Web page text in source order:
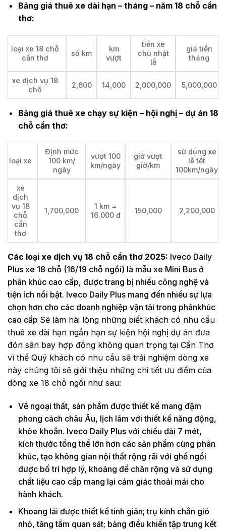
Bảng giá thuê xe dài hạn – tháng – năm 18 chỗ cần
thơ:
loại xe 18 chỗ
cần thơ
số km
km
vượt
tiền xe
chủ nhật
lễ
giá tiền
tháng
xe dịch vụ 18
chỗ
2,600 14,000 2,000,000 5,000,000
Bảng giá thuê xe chạy sự kiện – hội nghị – dự án 18
chỗ cần thơ:
loại xe
Định mức
100 km/
ngày
vượt 100
km/ngày
giờ vượt
giờ/km
sử dụng xe
lễ tểt
100km/ngày
xe
dịch
vụ 18
chỗ
cần
thơ
1,700,000
1 km =
16.000 đ
150,000 2,200,000
Các loại xe dịch vụ 18 chỗ cần thơ 2025: Iveco Daily
Plus xe 18 chỗ (16/19 chỗ ngồi) là mẫu xe Mini Bus ở
phân khúc cao cấp, được trang bị nhiều công nghệ và
tiện ích nổi bật. Iveco Daily Plus mang đến nhiều sự lựa
chọn hơn cho các doanh nghiệp vận tải trong phânkhúc
cao cấp Sẽ làm hài lòng những biết khách có nhu cầu
thuê xe dài hạn ngắn hạn sự kiện hội nghị dự án đưa
đón sân bay hợp đồng không quan trọng tại Cần Thơ
vì thế Quý khách có nhu cầu sẽ trải nghiệm dòng xe
này chúng tôi sẽ giới thiệu những chi tiết ưu điểm của
dòng xe 18 chỗ ngồi như sau:
Về ngoại thất, sản phẩm được thiết kế mang đậm
phong cách châu Âu, lịch lãm với thiết kế năng động,
khỏe khoắn. Iveco Daily Plus với chiều dài 7 mét,
kích thước tổng thể lớn hơn các sản phẩm cùng phân
khúc, tạo không gian nội thất rộng rãi với ghế ngồi
được bố trí hợp lý, khoảng để chân rộng và sử dụng
chất liệu cao cấp mang lại cảm giác thoải mái cho
hành khách.
Khoang lái được thiết kế tinh giản; trụ kính chắn gió
nhỏ, tăng tầm quan sát; bảng điều khiển tập trung kết